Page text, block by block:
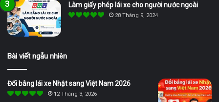
Làm giấy phép lái xe cho người nước ngoài
28 Tháng 9, 2024
Bài viết ngẫu nhiên
Đổi bằng lái xe Nhật sang Việt Nam 2026
12 Tháng 3, 2026